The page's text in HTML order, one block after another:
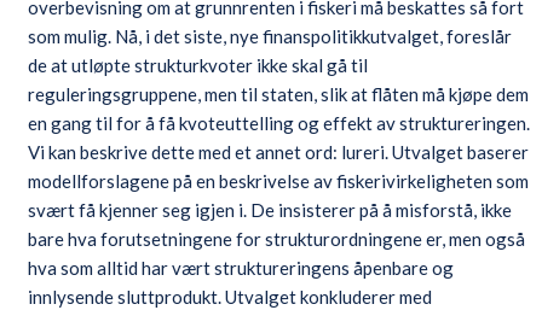
overbevisning om at grunnrenten i fiskeri må beskattes så fort
som mulig. Nå, i det siste, nye finanspolitikkutvalget, foreslår
de at utløpte strukturkvoter ikke skal gå til
reguleringsgruppene, men til staten, slik at flåten må kjøpe dem
en gang til for å få kvoteuttelling og effekt av struktureringen.
Vi kan beskrive dette med et annet ord: lureri. Utvalget baserer
modellforslagene på en beskrivelse av fiskerivirkeligheten som
svært få kjenner seg igjen i. De insisterer på å misforstå, ikke
bare hva forutsetningene for strukturordningene er, men også
hva som alltid har vært struktureringens åpenbare og
innlysende sluttprodukt. Utvalget konkluderer med